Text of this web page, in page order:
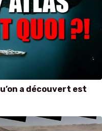
a découvert est